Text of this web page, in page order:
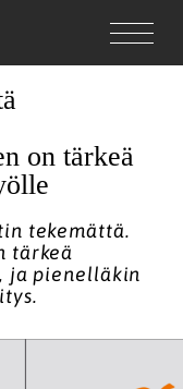
on tärkeä
tekemättä.
tärkeä
ja pienelläkin